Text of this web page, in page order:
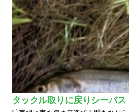
タックル取りに戻りシーバス